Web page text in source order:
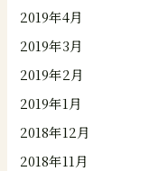
2019年4月
2019年3月
2019年2月
2019年1月
2018年12月
2018年11月